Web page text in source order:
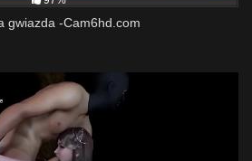
gwiazda -Cam6hd.com